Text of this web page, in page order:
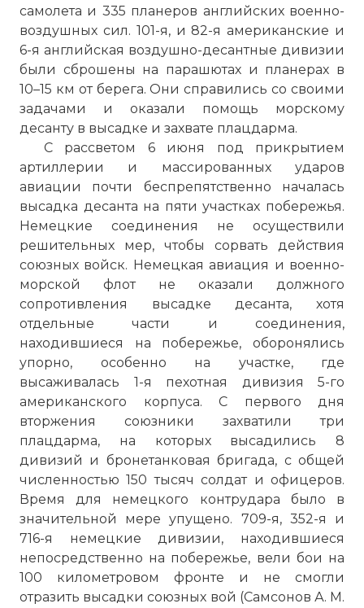
самолета и 335 планеров английских военно-
воздушных сил. 101-я, и 82-я американские и
6-я английская воздушно-десантные дивизии
были сброшены на парашютах и планерах в
10–15 км от берега. Они справились со своими
задачами и оказали помощь морскому
десанту в высадке и захвате плацдарма.
С рассветом 6 июня под прикрытием
артиллерии и массированных ударов
авиации почти беспрепятственно началась
высадка десанта на пяти участках побережья.
Немецкие соединения не осуществили
решительных мер, чтобы сорвать действия
союзных войск. Немецкая авиация и военно-
морской флот не оказали должного
сопротивления высадке десанта, хотя
отдельные части и соединения,
находившиеся на побережье, оборонялись
упорно, особенно на участке, где
высаживалась 1-я пехотная дивизия 5-го
американского корпуса. С первого дня
вторжения союзники захватили три
плацдарма, на которых высадились 8
дивизий и бронетанковая бригада, с общей
численностью 150 тысяч солдат и офицеров.
Время для немецкого контрудара было в
значительной мере упущено. 709-я, 352-я и
716-я немецкие дивизии, находившиеся
непосредственно на побережье, вели бои на
100 километровом фронте и не смогли
отразить высадки союзных вой (Самсонов А. М.